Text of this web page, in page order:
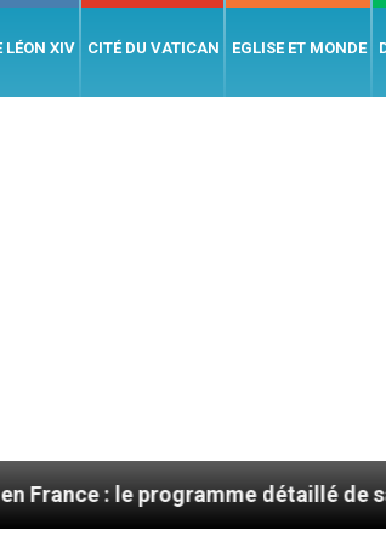
LÉON XIV CITÉ DU VATICAN EGLISE ET MONDE
détaillé de sa visite en